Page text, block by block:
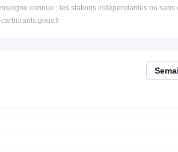
connue ; les stations indépendantes ou sans